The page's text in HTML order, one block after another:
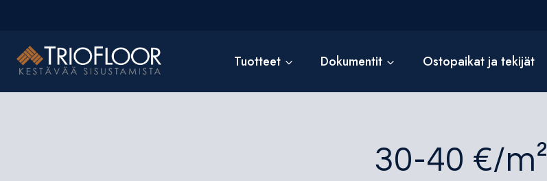
Tuotteet Dokumentit Ostopaikat ja tekijät
30-40 €/m²